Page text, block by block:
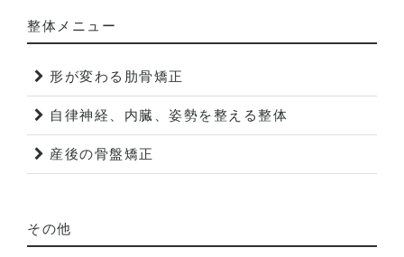
整体メニュー
形が変わる肋骨矯正
自律神経、内臓、姿勢を整える整体
産後の骨盤矯正
その他